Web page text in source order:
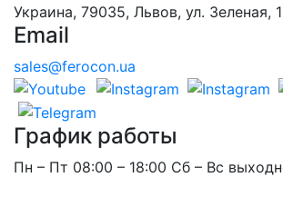
Украина, 79035, Львов, ул. Зеленая,
Email
sales@ferocon.ua
График работы
Пн – Пт 08:00 – 18:00 Сб – Вс